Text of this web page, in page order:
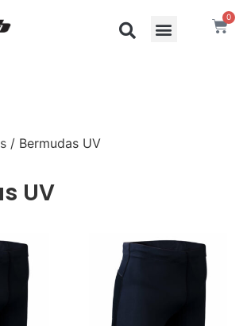
0
/ Bermudas UV
UV